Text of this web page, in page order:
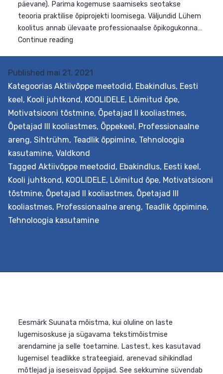
Eesmärk See toetuspakett on loodud abistamaks
üldhariduskoolide meeskondi lõimitud õppe
täpsemalt loodus-, täppisteaduste ja tehnoloogia
koolimeeskonna vajadused ja valitakse sobiv
koolitus annab ülevaate professionaalse
Continue reading STEAM-
lõimingut
toetavate
Published mai 21, 2021
Kategoorias Aktiivõppe meetodid, Ebakindlus, Eesti
keel, Kooli juhtkond, KOOLIDELE, Lõimitud õpe,
Motivatsiooni tõstmine, Õpetajad II kooliastmes,
Õpetajad III kooliastmes, Õppekeel, Professionaalne
areng, Sihtrühm, Teadlik õppimine, Tehnoloogia
kasutamine, Valdkond
Tagged Aktiivõppe meetodid, Ebakindlus, Eesti keel,
Kooli juhtkond, KOOLIDELE, Lõimitud õpe, Motivatsiooni
tõstmine, Õpetajad II kooliastmes, Õpetajad III
kooliastmes, Professionaalne areng, Teadlik õppimine,
Tehnoloogia kasutamine